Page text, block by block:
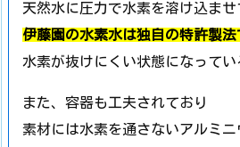
天然水に圧力で水素を溶け込ませ
伊藤園の水素水は独自の特許製法
水素が抜けにくい状態になってい
また、容器も工夫されており
素材には水素を通さないアルミニ